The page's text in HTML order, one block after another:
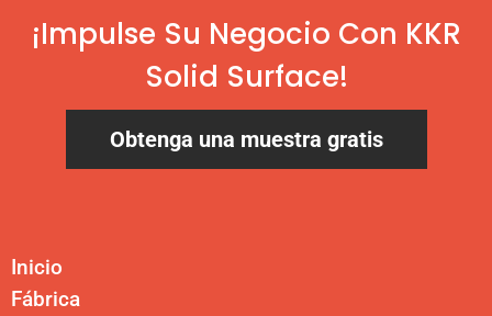
¡Impulse Su Negocio Con KKR
Solid Surface!
Obtenga una muestra gratis
Inicio
Fábrica